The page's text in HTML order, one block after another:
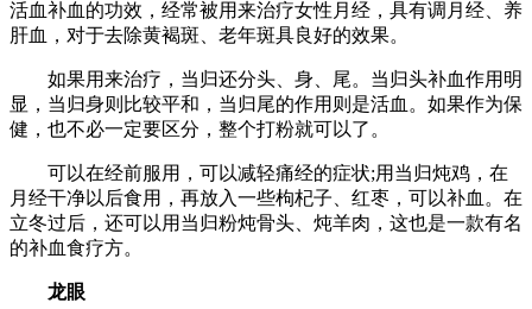
活血补血的功效，经常被用来治疗女性月经，具有调月经、养
肝血，对于去除黄褐斑、老年斑具良好的效果。
如果用来治疗，当归还分头、身、尾。当归头补血作用明
显，当归身则比较平和，当归尾的作用则是活血。如果作为保
健，也不必一定要区分，整个打粉就可以了。
可以在经前服用，可以减轻痛经的症状;用当归炖鸡，在
月经干净以后食用，再放入一些枸杞子、红枣，可以补血。在
立冬过后，还可以用当归粉炖骨头、炖羊肉，这也是一款有名
的补血食疗方。
龙眼